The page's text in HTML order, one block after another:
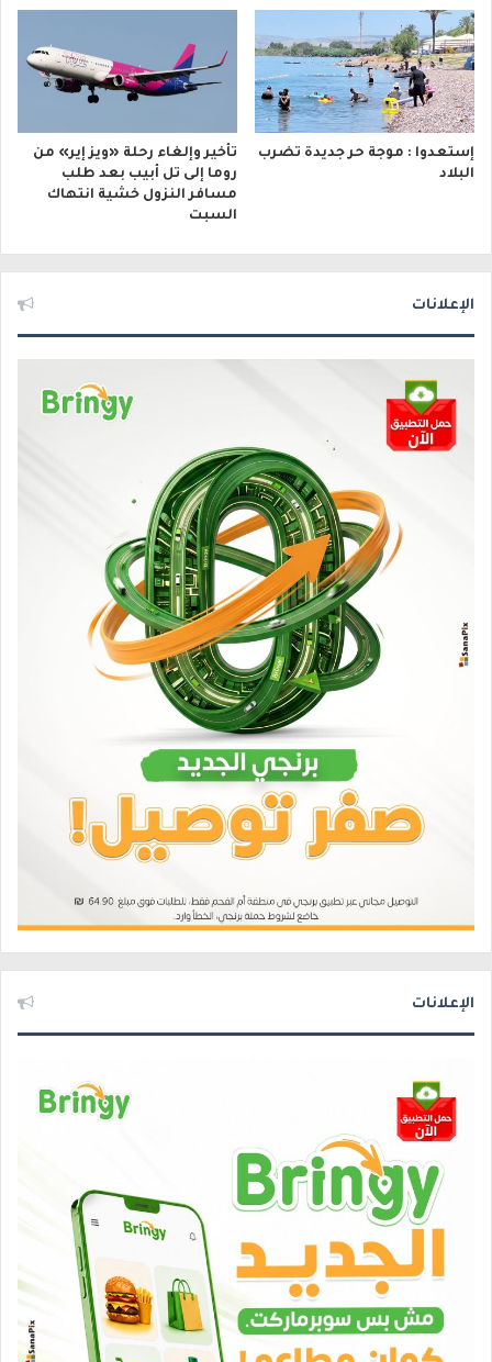
إستعدوا : موجة حر جديدة تضرب
البلاد
تأخير وإلغاء رحلة «ويز إير» من
روما إلى تل أبيب بعد طلب
مسافر النزول خشية انتهاك
السبت
الإعلانات
الإعلانات